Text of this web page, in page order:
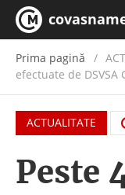
Prima pagină
efectuate de DSVSA
ACTUALITATE
Peste